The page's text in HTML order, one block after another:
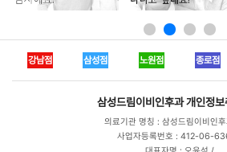
강남점 삼성점 노원점 종로점
삼성드림이비인후과 개인정보
의료기관 명칭 : 삼성드림이비인
사업자등록번호 : 412-06-